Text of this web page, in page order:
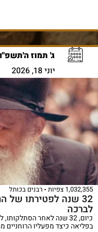
ג' תמוז ה'תשפ"ו
יוני 18, 2026
1,032,355 צפיות רבנים בכותל
32 שנה לפטירתו של
לברכה
כיום, 32 שנה לאחר
בפליאה כיצד מפעליו